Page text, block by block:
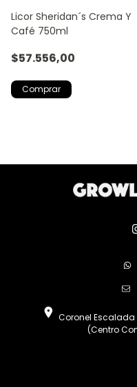
Licor Sheridan´s Crema Y
Café 750ml
$57.556,00
Coronel Escalada
(Centro